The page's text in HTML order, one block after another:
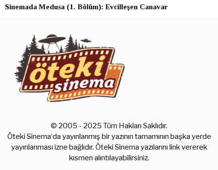
Sinemada Medusa (1. Bölüm): Evcilleşen Canavar
© 2005 - 2025 Tüm Hakları Saklıdır.
Öteki Sinema‘da yayınlanmış bir yazının tamamının başka yerde
yayınlanması izne bağlıdır. Öteki Sinema yazılarını link vererek
kısmen alıntılayabilirsiniz.